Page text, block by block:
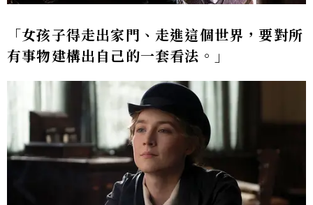
「女孩子得走出家門、走進這個世界，要對所
有事物建構出自己的一套看法。」